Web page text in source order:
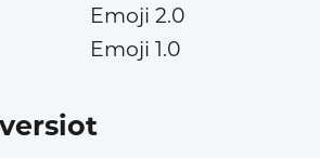
Emoji 2.0
Emoji 1.0